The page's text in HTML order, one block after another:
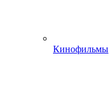
Кинофильмы